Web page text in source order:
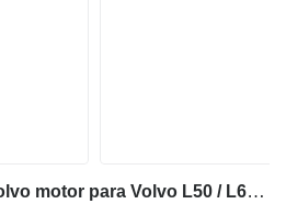
Volvo D45B / TD45B Volvo motor para Volvo L50 / L60 / L70 / 4200B / 4400B cargadora de ruedas